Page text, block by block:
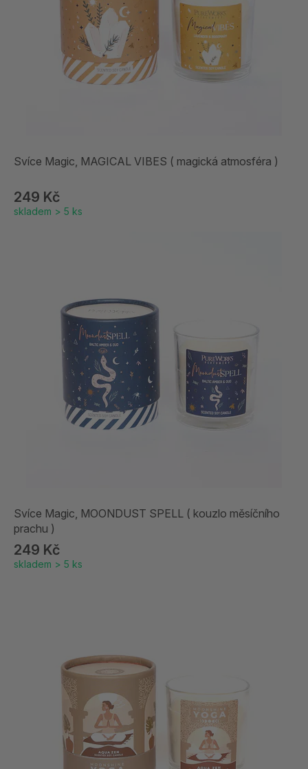
Svíce Magic, MAGICAL VIBES ( magická atmosféra )
249 Kč
skladem > 5 ks
Svíce Magic, MOONDUST SPELL ( kouzlo měsíčního
prachu )
249 Kč
skladem > 5 ks